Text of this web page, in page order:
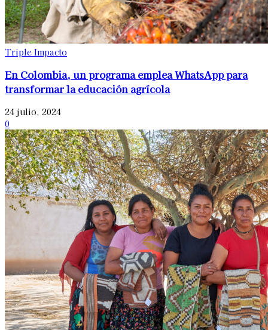
Triple Impacto
En Colombia, un programa emplea WhatsApp para
transformar la educación agrícola
24 julio, 2024
0